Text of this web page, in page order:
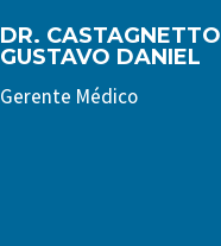
DR. CASTAGNETTO
GUSTAVO DANIEL
Gerente Médico